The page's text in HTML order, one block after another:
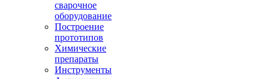
сварочное
оборудование
Построение
прототипов
Химические
препараты
Инструменты